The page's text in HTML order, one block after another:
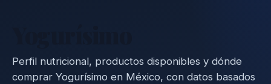
Perfil nutricional, productos disponibles y dónde
comprar Yogurísimo en México, con datos basados